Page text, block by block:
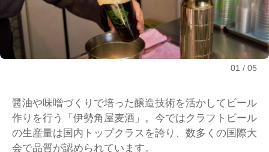
01 05
醤油や味噌づくりで培った醸造技術を活かしてビール
作りを行う「伊勢角屋麦酒」。今ではクラフトビール
の生産量は国内トップクラスを誇り、数多くの国際大
会で品質が認められています。